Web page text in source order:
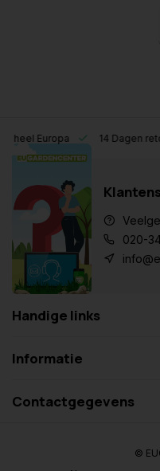
Europa 14 Dagen
020-
Handige links
Informatie
Contactgegevens
©